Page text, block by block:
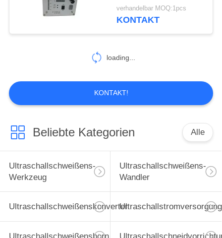
Ultraschallspray-
16
15
verhandelbar MOQ:1pcs
KONTAKT
loading...
KONTAKT!
Beliebte Kategorien Alle
Ultraschallschweißens-
Werkzeug
Ultraschallschweißens-
Wandler
UltraschallschweißenskonverterUltraschallstromversorgung